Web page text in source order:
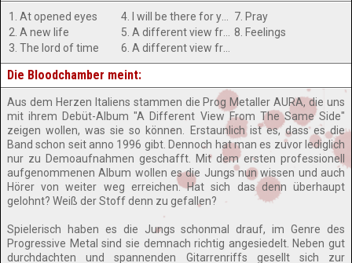
1. At opened eyes
2. A new life
3. The lord of time
7. Pray
8. Feelings
Die Bloodchamber meint:
Aus dem Herzen Italiens stammen die Prog Metaller AURA, die uns
mit ihrem Debüt-Album "A Different View From The Same Side"
zeigen wollen, was sie so können. Erstaunlich ist es, dass es die
Band schon seit anno 1996 gibt. Dennoch hat man es zuvor lediglich
nur zu Demoaufnahmen geschafft. Mit dem ersten professionell
aufgenommenen Album wollen es die Jungs nun wissen und auch
Hörer von weiter weg erreichen. Hat sich das denn überhaupt
gelohnt? Weiß der Stoff denn zu gefallen?
Spielerisch haben es die Jungs schonmal drauf, im Genre des
Progressive Metal sind sie demnach richtig angesiedelt. Neben gut
durchdachten und spannenden Gitarrenriffs gesellt sich zur